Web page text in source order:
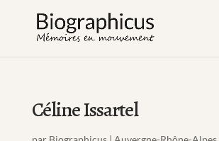
Céline Issartel